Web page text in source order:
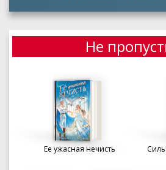
Не
Ее ужасная нечисть